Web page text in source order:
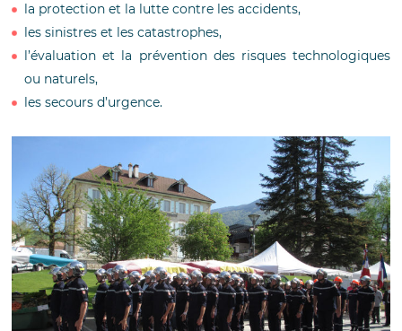
la protection et la lutte contre les accidents,
les sinistres et les catastrophes,
l’évaluation et la prévention des risques technologiques
ou naturels,
les secours d’urgence.